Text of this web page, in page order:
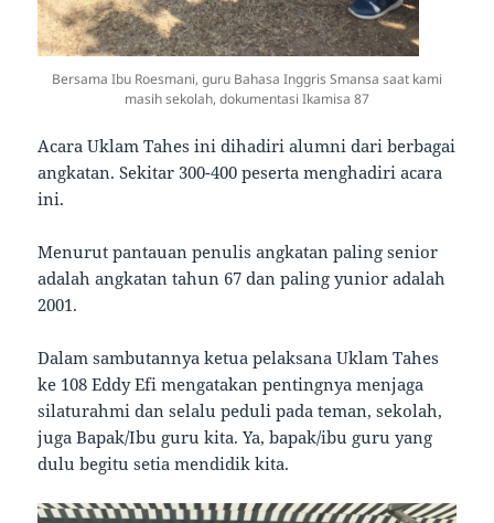
Bersama Ibu Roesmani, guru Bahasa Inggris Smansa saat kami
masih sekolah, dokumentasi Ikamisa 87
Acara Uklam Tahes ini dihadiri alumni dari berbagai
angkatan. Sekitar 300-400 peserta menghadiri acara
ini.
Menurut pantauan penulis angkatan paling senior
adalah angkatan tahun 67 dan paling yunior adalah
2001.
Dalam sambutannya ketua pelaksana Uklam Tahes
ke 108 Eddy Efi mengatakan pentingnya menjaga
silaturahmi dan selalu peduli pada teman, sekolah,
juga Bapak/Ibu guru kita. Ya, bapak/ibu guru yang
dulu begitu setia mendidik kita.